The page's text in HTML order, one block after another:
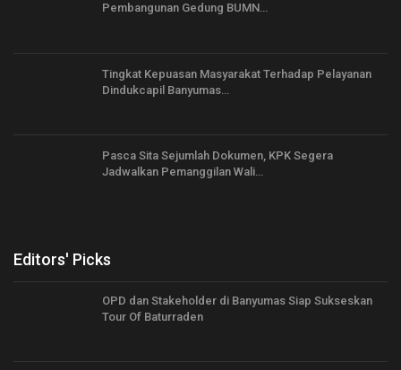
Pembangunan Gedung BUMN…
Tingkat Kepuasan Masyarakat Terhadap Pelayanan
Dindukcapil Banyumas…
Pasca Sita Sejumlah Dokumen, KPK Segera
Jadwalkan Pemanggilan Wali…
Editors' Picks
OPD dan Stakeholder di Banyumas Siap Sukseskan
Tour Of Baturraden